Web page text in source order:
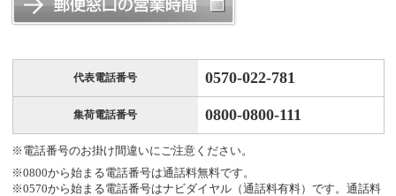
代表電話番号 0570-022-781
集荷電話番号 0800-0800-111
※電話番号のお掛け間違いにご注意ください。
※0800から始まる電話番号は通話料無料です。
※0570から始まる電話番号はナビダイヤル（通話料有料）です。通話料